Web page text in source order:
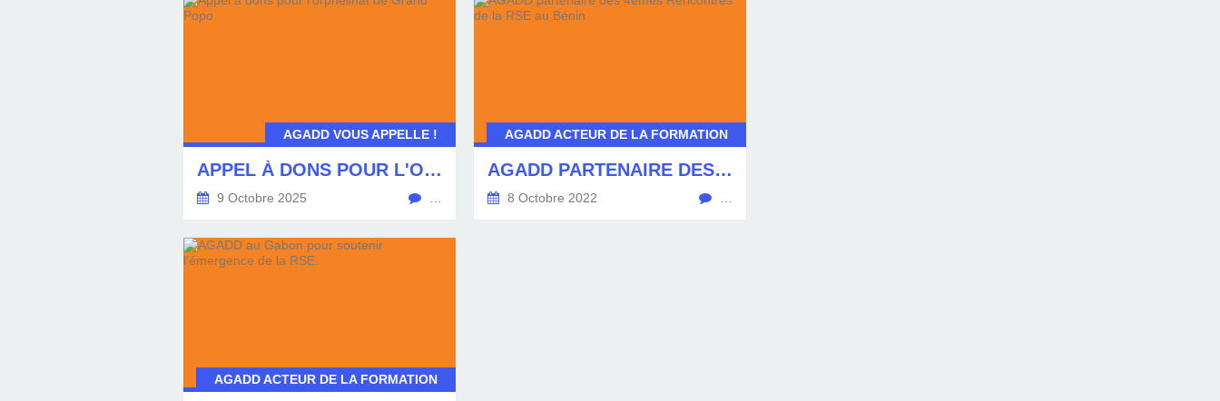
AGADD VOUS APPELLE !
APPEL À DONS POUR L'ORPHELINAT DE GRAND POPO
9 Octobre 2025
AGADD ACTEUR DE LA FORMATION
AGADD PARTENAIRE DES 4ÈMES RENCONTRES DE LA RSE AU BÉNIN
8 Octobre 2022
AGADD ACTEUR DE LA FORMATION